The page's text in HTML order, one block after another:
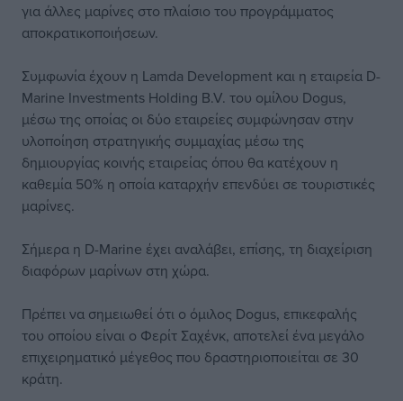
για άλλες μαρίνες στο πλαίσιο του προγράμματος
αποκρατικοποιήσεων.
Συμφωνία έχουν η Lamda Development και η εταιρεία D-
Marine Investments Holding B.V. του ομίλου Dogus,
μέσω της οποίας οι δύο εταιρείες συμφώνησαν στην
υλοποίηση στρατηγικής συμμαχίας μέσω της
δημιουργίας κοινής εταιρείας όπου θα κατέχουν η
καθεμία 50% η οποία καταρχήν επενδύει σε τουριστικές
μαρίνες.
Σήμερα η D-Marine έχει αναλάβει, επίσης, τη διαχείριση
διαφόρων μαρίνων στη χώρα.
Πρέπει να σημειωθεί ότι ο όμιλος Dogus, επικεφαλής
του οποίου είναι ο Φερίτ Σαχένκ, αποτελεί ένα μεγάλο
επιχειρηματικό μέγεθος που δραστηριοποιείται σε 30
κράτη.